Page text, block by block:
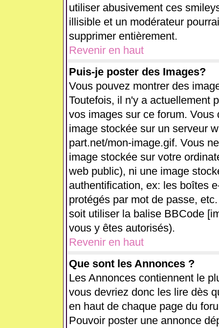
utiliser abusivement ces
illisible et un modérateur
supprimer entièrement.
Revenir en haut
Puis-je poster des Images?
Vous pouvez montrer des
Toutefois, il n'y a actuellement
vos images sur ce forum.
image stockée sur un serveur
part.net/mon-image.gif. Vous
image stockée sur votre
web public), ni une image
authentification, ex: les boîtes
protégés par mot de passe,
soit utiliser la balise BBCode
vous y êtes autorisés).
Revenir en haut
Que sont les Annonces ?
Les Annonces contiennent le
vous devriez donc les lire dès
en haut de chaque page du
Pouvoir poster une annonce